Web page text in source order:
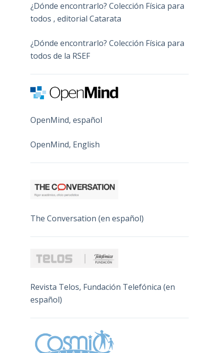
¿Dónde encontrarlo? Colección Física para
todos , editorial Catarata
¿Dónde encontrarlo? Colección Física para
todos de la RSEF
OpenMind, español
OpenMind, English
The Conversation (en español)
Revista Telos, Fundación Telefónica (en
español)